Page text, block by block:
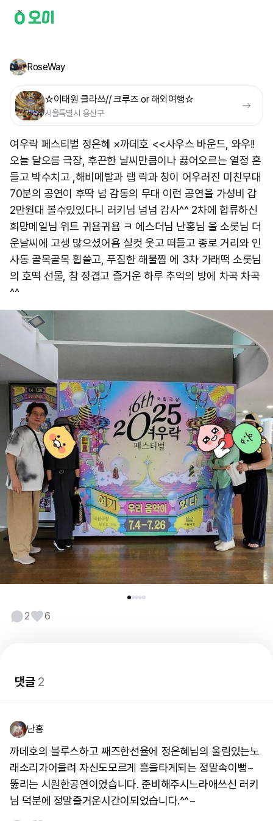
RoseWay
☆이태원 클라쓰// 크루즈 or 해외여행☆
서울특별시 용산구
여우락 페스티벌 정은혜 ×까데호 <<사우스 바운드, 와우!!
오늘 달오름 극장, 후끈한 날씨만큼이나 끓어오르는 열정 흔
들고 박수치고 ,해비메탈과 랩 락과 창이 어우러진 미친무대
70분의 공연이 후딱 넘 감동의 무대 이런 공연을 가성비 갑
2만원대 볼수있었다니 러키님 넘넘 감사^^ 2차에 합류하신
희망메일님 위트 귀욤귀욤 ㅋ 에스더님 난홍님 울 소롯님 더
운날씨에 고생 많으셨어욤 실컷 웃고 떠들고 종로 거리와 인
사동 골목골목 휩쓸고, 푸짐한 해물찜 에 3차 가래떡 소롯님
의 호떡 선물, 참 정겹고 즐거운 하루 추억의 방에 차곡 차곡
^^
2 6
댓글2
난홍
까데호의 블루스하고 째즈한선율에 정은혜님의 울림있는노
래소리가어울려 자신도모르게 흥을타게되는 정말속이뻥~
뚫리는 시원한공연이었습니다. 준비해주시느라애쓰신 러키
님 덕분에 정말즐거운시간이되었습니다.^^~